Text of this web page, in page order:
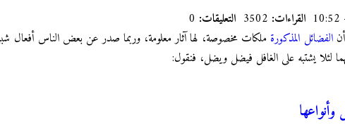
القراءات: التعليقات:
الفضائل المذكورة ملكات مخصوصة، لها آثار معلومة، وربما صدر عن بعض الناس أفعال
لئلا يشتبه على الغافل فيضل ويضل، فنقول: